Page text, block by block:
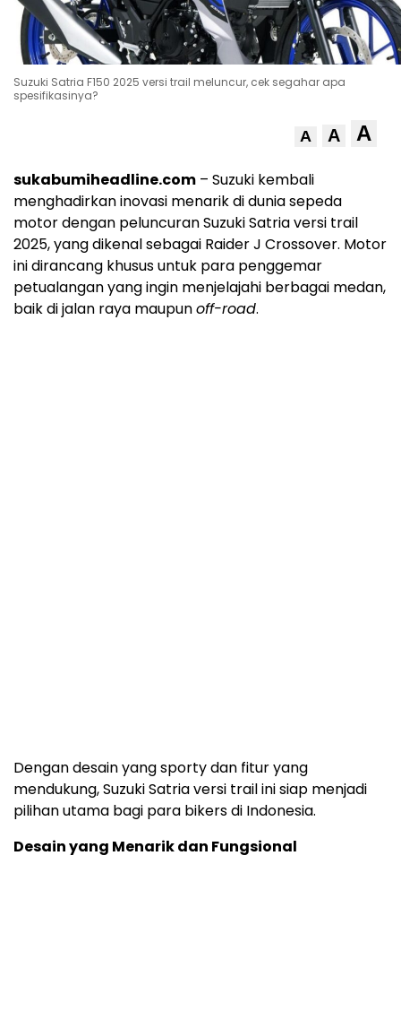
Suzuki Satria F150 2025 versi trail meluncur, cek segahar apa
spesifikasinya?
A A A
sukabumiheadline.com – Suzuki kembali
menghadirkan inovasi menarik di dunia sepeda
motor dengan peluncuran Suzuki Satria versi trail
2025, yang dikenal sebagai Raider J Crossover. Motor
ini dirancang khusus untuk para penggemar
petualangan yang ingin menjelajahi berbagai medan,
baik di jalan raya maupunoff-road.
Dengan desain yang sporty dan fitur yang
mendukung, Suzuki Satria versi trail ini siap menjadi
pilihan utama bagi para bikers di Indonesia.
Desain yang Menarik dan Fungsional